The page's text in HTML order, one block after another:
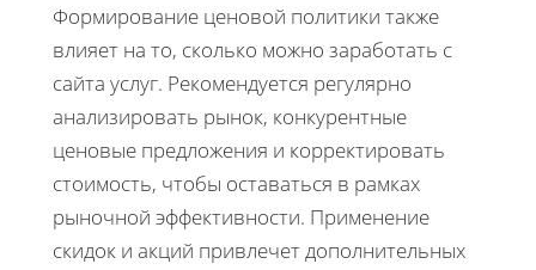
Формирование ценовой политики также
влияет на то, сколько можно заработать с
сайта услуг. Рекомендуется регулярно
анализировать рынок, конкурентные
ценовые предложения и корректировать
стоимость, чтобы оставаться в рамках
рыночной эффективности. Применение
скидок и акций привлечет дополнительных